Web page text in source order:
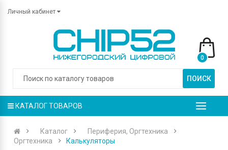
Личный кабинет
ПОИСК
0
КАТАЛОГ ТОВАРОВ
Каталог
Периферия, Оргтехника
Оргтехника
Калькуляторы